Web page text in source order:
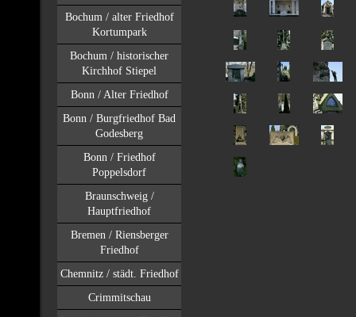
Bochum / alter Friedhof
Kortumpark
Bochum / historischer
Kirchhof Stiepel
Bonn / Alter Friedhof
Bonn / Burgfriedhof Bad
Godesberg
Bonn / Friedhof
Poppelsdorf
Braunschweig /
Hauptfriedhof
Bremen / Riensberger
Friedhof
Chemnitz / städt. Friedhof
Crimmitschau